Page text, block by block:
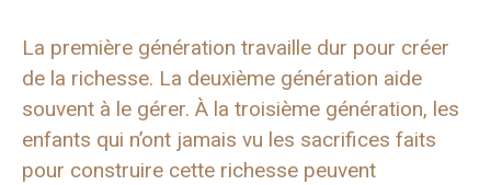
La première génération travaille dur pour créer
de la richesse. La deuxième génération aide
souvent à le gérer. À la troisième génération, les
enfants qui n’ont jamais vu les sacrifices faits
pour construire cette richesse peuvent